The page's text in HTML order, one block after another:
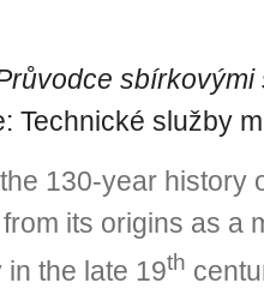
sbírkovými
Technické služby
130-year history
its origins as a
the late 19th